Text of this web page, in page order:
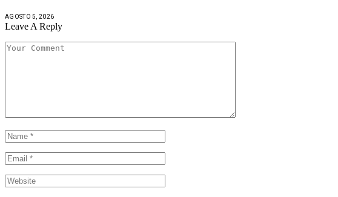
AGOSTO 5, 2026
Leave A Reply